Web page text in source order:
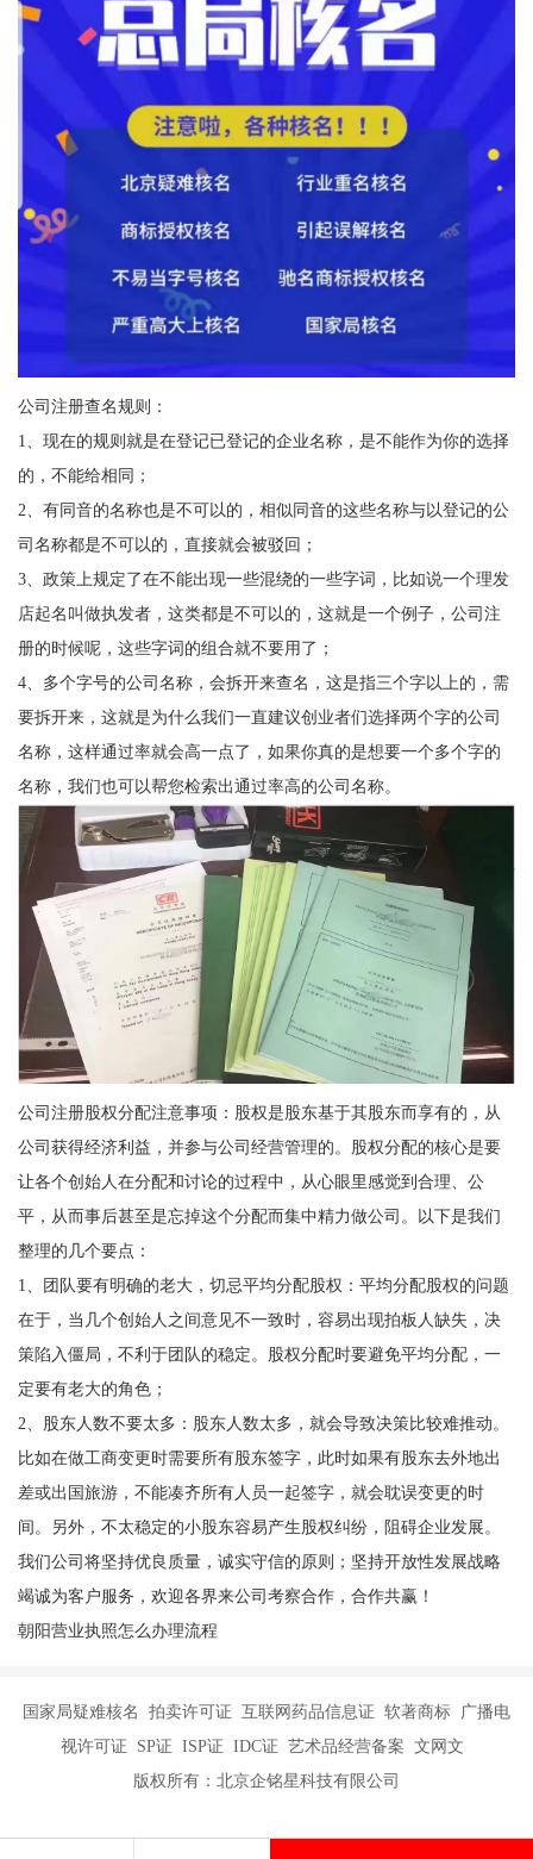
公司注册查名规则：
1、现在的规则就是在登记已登记的企业名称，是不能作为你的选择
的，不能给相同；
2、有同音的名称也是不可以的，相似同音的这些名称与以登记的公
司名称都是不可以的，直接就会被驳回；
3、政策上规定了在不能出现一些混绕的一些字词，比如说一个理发
店起名叫做执发者，这类都是不可以的，这就是一个例子，公司注
册的时候呢，这些字词的组合就不要用了；
4、多个字号的公司名称，会拆开来查名，这是指三个字以上的，需
要拆开来，这就是为什么我们一直建议创业者们选择两个字的公司
名称，这样通过率就会高一点了，如果你真的是想要一个多个字的
名称，我们也可以帮您检索出通过率高的公司名称。
公司注册股权分配注意事项：股权是股东基于其股东而享有的，从
公司获得经济利益，并参与公司经营管理的。股权分配的核心是要
让各个创始人在分配和讨论的过程中，从心眼里感觉到合理、公
平，从而事后甚至是忘掉这个分配而集中精力做公司。以下是我们
整理的几个要点：
1、团队要有明确的老大，切忌平均分配股权：平均分配股权的问题
在于，当几个创始人之间意见不一致时，容易出现拍板人缺失，决
策陷入僵局，不利于团队的稳定。股权分配时要避免平均分配，一
定要有老大的角色；
2、股东人数不要太多：股东人数太多，就会导致决策比较难推动。
比如在做工商变更时需要所有股东签字，此时如果有股东去外地出
差或出国旅游，不能凑齐所有人员一起签字，就会耽误变更的时
间。另外，不太稳定的小股东容易产生股权纠纷，阻碍企业发展。
我们公司将坚持优良质量，诚实守信的原则；坚持开放性发展战略
竭诚为客户服务，欢迎各界来公司考察合作，合作共赢！
朝阳营业执照怎么办理流程
国家局疑难核名 拍卖许可证 互联网药品信息证 软著商标 广播电
视许可证 SP证 ISP证 IDC证 艺术品经营备案 文网文
版权所有：北京企铭星科技有限公司